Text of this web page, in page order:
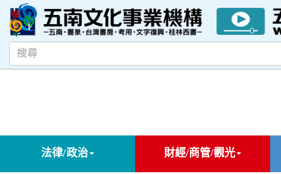
法律/政治 財經/商管/觀光